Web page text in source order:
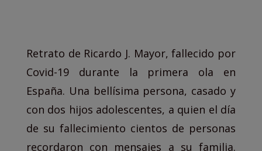
Retrato de Ricardo J. Mayor, fallecido por
Covid-19 durante la primera ola en
España. Una bellísima persona, casado y
con dos hijos adolescentes, a quien el día
de su fallecimiento cientos de personas
recordaron con mensajes a su familia.